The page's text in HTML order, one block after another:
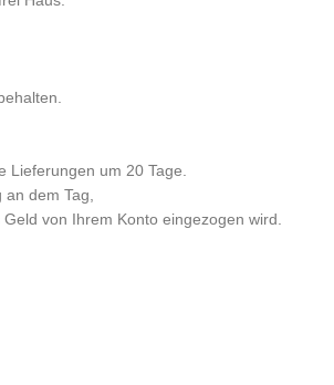
um 20 Tage.
dem Tag,
von Ihrem Konto eingezogen wird.